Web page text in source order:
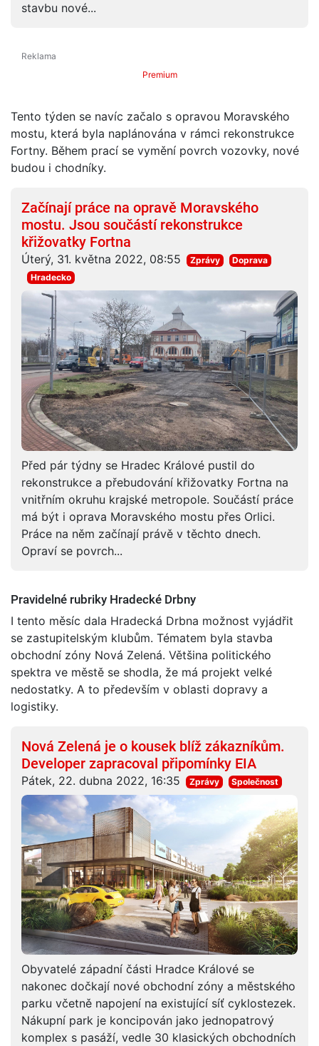
stavbu nové...
Premium
Tento týden se navíc začalo s opravou Moravského
mostu, která byla naplánována v rámci rekonstrukce
Fortny. Během prací se vymění povrch vozovky, nové
budou i chodníky.
Začínají práce na opravě Moravského
mostu. Jsou součástí rekonstrukce
křižovatky Fortna
Úterý, 31. května 2022, 08:55 Zprávy
Doprava
Hradecko
Před pár týdny se Hradec Králové pustil do
rekonstrukce a přebudování křižovatky Fortna na
vnitřním okruhu krajské metropole. Součástí práce
má být i oprava Moravského mostu přes Orlici.
Práce na něm začínají právě v těchto dnech.
Opraví se povrch...
Pravidelné rubriky Hradecké Drbny
I tento měsíc dala Hradecká Drbna možnost vyjádřit
se zastupitelským klubům. Tématem byla stavba
obchodní zóny Nová Zelená. Většina politického
spektra ve městě se shodla, že má projekt velké
nedostatky. A to především v oblasti dopravy a
logistiky.
Nová Zelená je o kousek blíž zákazníkům.
Developer zapracoval připomínky EIA
Pátek, 22. dubna 2022, 16:35 Zprávy Společnost
Obyvatelé západní části Hradce Králové se
nakonec dočkají nové obchodní zóny a městského
parku včetně napojení na existující síť cyklostezek.
Nákupní park je koncipován jako jednopatrový
komplex s pasáží, vedle 30 klasických obchodních